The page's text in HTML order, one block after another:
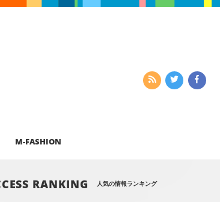
M-FASHION
RANKING 人気の情報ランキング